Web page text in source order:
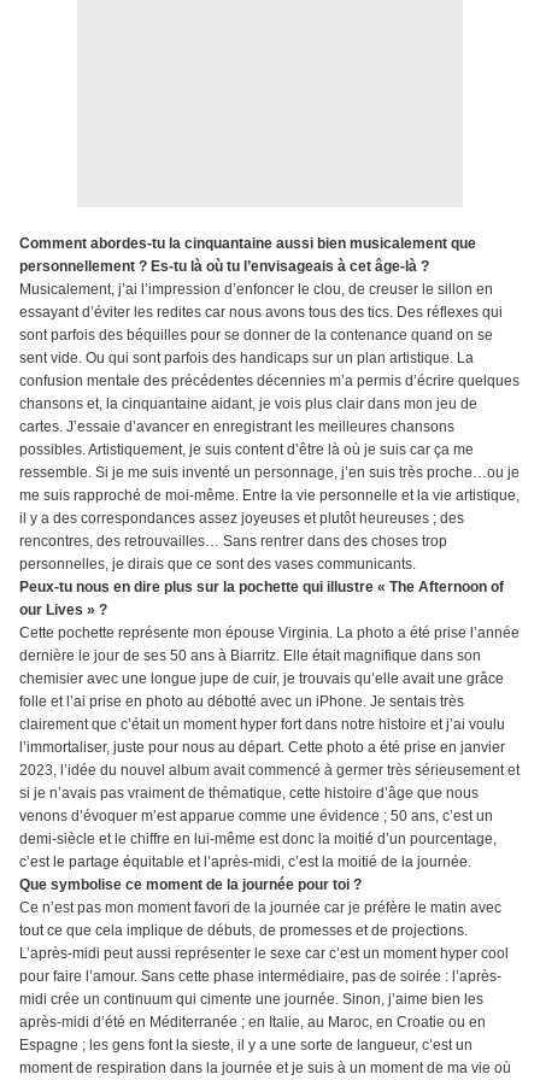
Comment abordes-tu la cinquantaine aussi bien musicalement que
personnellement ? Es-tu là où tu l’envisageais à cet âge-là ?
Musicalement, j’ai l’impression d’enfoncer le clou, de creuser le sillon en
essayant d’éviter les redites car nous avons tous des tics. Des réflexes qui
sont parfois des béquilles pour se donner de la contenance quand on se
sent vide. Ou qui sont parfois des handicaps sur un plan artistique. La
confusion mentale des précédentes décennies m’a permis d’écrire quelques
chansons et, la cinquantaine aidant, je vois plus clair dans mon jeu de
cartes. J’essaie d’avancer en enregistrant les meilleures chansons
possibles. Artistiquement, je suis content d’être là où je suis car ça me
ressemble. Si je me suis inventé un personnage, j’en suis très proche…ou je
me suis rapproché de moi-même. Entre la vie personnelle et la vie artistique,
il y a des correspondances assez joyeuses et plutôt heureuses ; des
rencontres, des retrouvailles… Sans rentrer dans des choses trop
personnelles, je dirais que ce sont des vases communicants.
Peux-tu nous en dire plus sur la pochette qui illustre « The Afternoon of
our Lives » ?
Cette pochette représente mon épouse Virginia. La photo a été prise l’année
dernière le jour de ses 50 ans à Biarritz. Elle était magnifique dans son
chemisier avec une longue jupe de cuir, je trouvais qu’elle avait une grâce
folle et l’ai prise en photo au débotté avec un iPhone. Je sentais très
clairement que c’était un moment hyper fort dans notre histoire et j’ai voulu
l’immortaliser, juste pour nous au départ. Cette photo a été prise en janvier
2023, l’idée du nouvel album avait commencé à germer très sérieusement et
si je n’avais pas vraiment de thématique, cette histoire d’âge que nous
venons d’évoquer m’est apparue comme une évidence ; 50 ans, c’est un
demi-siècle et le chiffre en lui-même est donc la moitié d’un pourcentage,
c’est le partage équitable et l’après-midi, c’est la moitié de la journée.
Que symbolise ce moment de la journée pour toi ?
Ce n’est pas mon moment favori de la journée car je préfère le matin avec
tout ce que cela implique de débuts, de promesses et de projections.
L’après-midi peut aussi représenter le sexe car c’est un moment hyper cool
pour faire l’amour. Sans cette phase intermédiaire, pas de soirée : l’après-
midi crée un continuum qui cimente une journée. Sinon, j’aime bien les
après-midi d’été en Méditerranée ; en Italie, au Maroc, en Croatie ou en
Espagne ; les gens font la sieste, il y a une sorte de langueur, c’est un
moment de respiration dans la journée et je suis à un moment de ma vie où